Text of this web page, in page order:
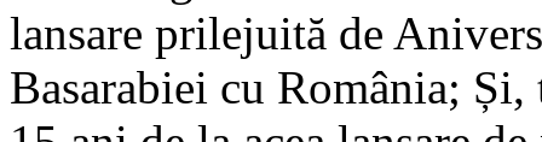
lansare prilejuită de
Basarabiei cu România;